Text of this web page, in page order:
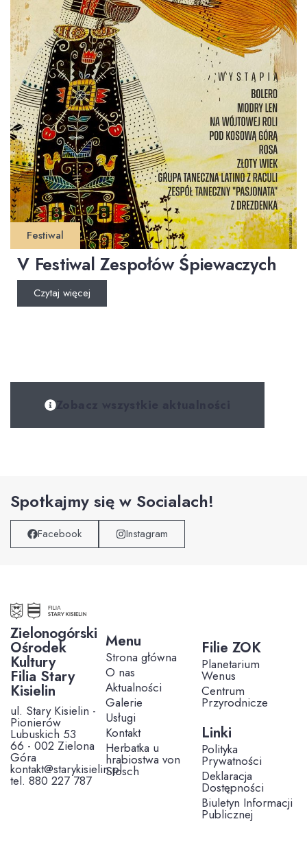
Festiwal
V Festiwal Zespołów Śpiewaczych
Czytaj więcej
Spotkajmy się w Socialach!
Facebook Instagram
Zielonogórski
Ośrodek
Kultury
Filia Stary
Kisielin
ul. Stary Kisielin -
Pionierów
Lubuskich 53
66 - 002 Zielona
Góra
kontakt@starykisielin.pl
tel. 880 227 787
Menu
Strona główna
O nas
Aktualności
Galerie
Usługi
Kontakt
Herbatka u
hrabiostwa von
Stosch
Filie ZOK
Planetarium
Wenus
Centrum
Przyrodnicze
Linki
Polityka
Prywatności
Deklaracja
Dostępności
Biuletyn Informacji
Publicznej